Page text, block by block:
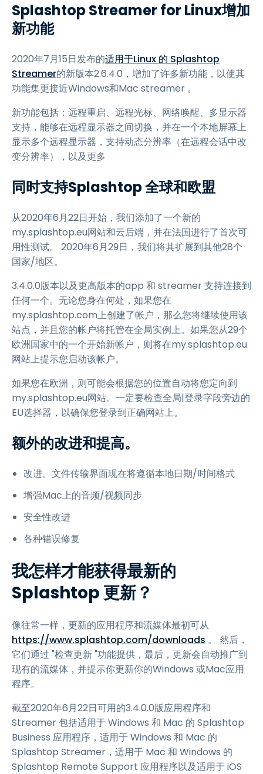
Splashtop Streamer for Linux增加
新功能
2020年7月15日发布的适用于Linux 的 Splashtop
Streamer的新版本2.6.4.0，增加了许多新功能，以使其
功能集更接近Windows和Mac streamer 。
新功能包括：远程重启、远程光标、网络唤醒、多显示器
支持，能够在远程显示器之间切换，并在一个本地屏幕上
显示多个远程显示器，支持动态分辨率（在远程会话中改
变分辨率），以及更多
同时支持Splashtop 全球和欧盟
从2020年6月22日开始，我们添加了一个新的
my.splashtop.eu网站和云后端，并在法国进行了首次可
用性测试。 2020年6月29日，我们将其扩展到其他28个
国家/地区。
3.4.0.0版本以及更高版本的app 和 streamer 支持连接到
任何一个。无论您身在何处，如果您在
my.splashtop.com上创建了帐户，那么您将继续使用该
站点，并且您的帐户将托管在全局实例上。如果您从29个
欧洲国家中的一个开始新帐户，则将在my.splashtop.eu
网站上提示您启动该帐户。
如果您在欧洲，则可能会根据您的位置自动将您定向到
my.splashtop.eu网站。一定要检查全局|登录字段旁边的
EU选择器，以确保您登录到正确网站上。
额外的改进和提高。
改进。文件传输界面现在将遵循本地日期/时间格式
增强Mac上的音频/视频同步
安全性改进
各种错误修复
我怎样才能获得最新的
Splashtop 更新？
像往常一样，更新的应用程序和流媒体最初可从
https://www.splashtop.com/downloads 。 然后，
它们通过 "检查更新 "功能提供，最后，更新会自动推广到
现有的流媒体，并提示你更新你的Windows 或Mac应用
程序。
截至2020年6月22日可用的3.4.0.0版应用程序和
Streamer 包括适用于 Windows 和 Mac 的 Splashtop
Business 应用程序，适用于 Windows 和 Mac 的
Splashtop Streamer，适用于 Mac 和 Windows 的
Splashtop Remote Support 应用程序以及适用于 iOS